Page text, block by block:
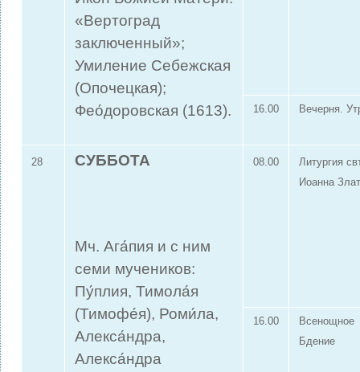
«Вертоград
заключенный»;
Умиление Себежская
(Опочецкая);
Фео́доровская (1613).
16.00 Вечерня.
28 СУББОТА
Мч. Ага́пия и с ним
семи мучеников:
Пу́плия, Тимола́я
(Тимофе́я), Роми́ла,
Алекса́ндра,
Алекса́ндра
08.00
Литургия
Иоанна
16.00
Всенощное
Бдение